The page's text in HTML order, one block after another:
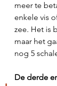
meer te
enkele vis
zee. Het is
maar het
nog 5
De derde